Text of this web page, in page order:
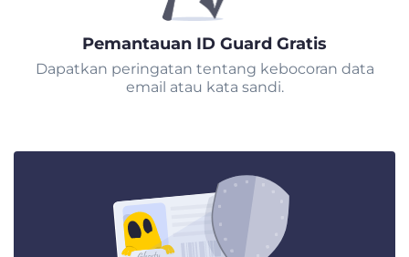
Pemantauan ID Guard Gratis
Dapatkan peringatan tentang kebocoran data
email atau kata sandi.